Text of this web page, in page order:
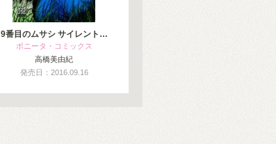
9番目のムサシ サイレント…
ボニータ・コミックス
高橋美由紀
発売日：2016.09.16